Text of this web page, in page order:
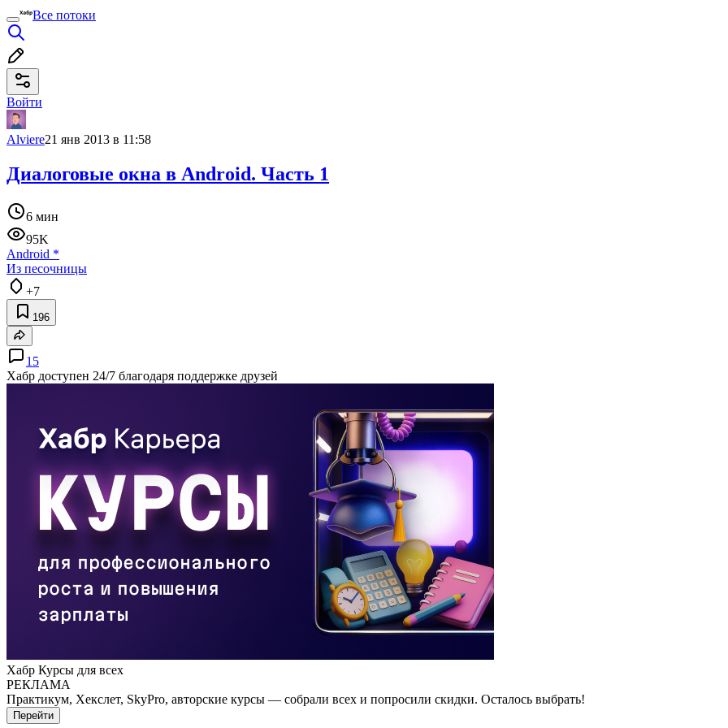
Все потоки
Войти
Alviere21 янв 2013 в 11:58
Диалоговые окна в Android. Часть 1
6 мин
95K
Android *
Из песочницы
+7
196
15
Хабр доступен 24/7 благодаря поддержке друзей
Хабр Курсы для всех
РЕКЛАМА
Практикум, Хекслет, SkyPro, авторские курсы — собрали всех и попросили скидки. Осталось выбрать!
Перейти